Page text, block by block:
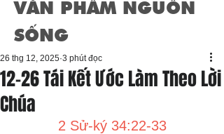
VĂN PHẨM NGUỒN
SỐNG
12-26 Tái Kết Ước Làm Theo Lời
Chúa
26 thg 12, 2025 3 phút đọc
2 Sử-ký 34:22-33